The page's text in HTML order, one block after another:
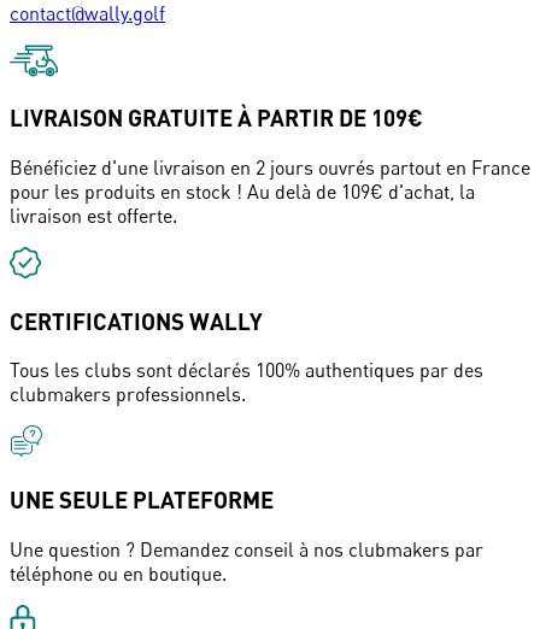
contact@wally.golf
LIVRAISON GRATUITE À PARTIR DE 109€
Bénéficiez d'une livraison en 2 jours ouvrés partout en France
pour les produits en stock ! Au delà de 109€ d'achat, la
livraison est offerte.
CERTIFICATIONS WALLY
Tous les clubs sont déclarés 100% authentiques par des
clubmakers professionnels.
UNE SEULE PLATEFORME
Une question ? Demandez conseil à nos clubmakers par
téléphone ou en boutique.